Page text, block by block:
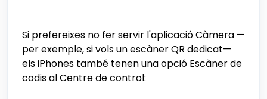
Si prefereixes no fer servir l'aplicació Càmera —
per exemple, si vols un escàner QR dedicat—
els iPhones també tenen una opció Escàner de
codis al Centre de control: